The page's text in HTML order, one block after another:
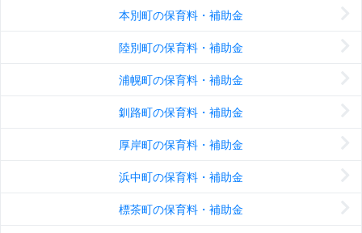
本別町の保育料・補助金
陸別町の保育料・補助金
浦幌町の保育料・補助金
釧路町の保育料・補助金
厚岸町の保育料・補助金
浜中町の保育料・補助金
標茶町の保育料・補助金